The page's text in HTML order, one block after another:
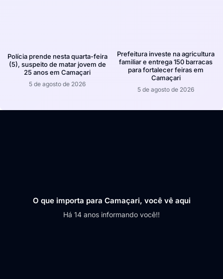
Polícia prende nesta quarta-feira
(5), suspeito de matar jovem de
25 anos em Camaçari
5 de agosto de 2026
Prefeitura investe na agricultura
familiar e entrega 150 barracas
para fortalecer feiras em
Camaçari
5 de agosto de 2026
O que importa para Camaçari, você vê aqui
Há 14 anos informando você!!